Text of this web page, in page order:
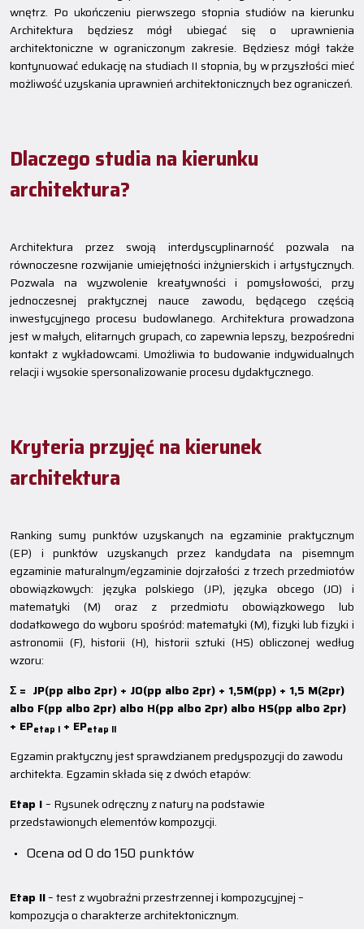
wnętrz. Po ukończeniu pierwszego stopnia studiów na kierunku
Architektura będziesz mógł ubiegać się o uprawnienia
architektoniczne w ograniczonym zakresie. Będziesz mógł także
kontynuować edukację na studiach II stopnia, by w przyszłości mieć
możliwość uzyskania uprawnień architektonicznych bez ograniczeń.
Dlaczego studia na kierunku
architektura?
Architektura przez swoją interdyscyplinarność pozwala na
równoczesne rozwijanie umiejętności inżynierskich i artystycznych.
Pozwala na wyzwolenie kreatywności i pomysłowości, przy
jednoczesnej praktycznej nauce zawodu, będącego częścią
inwestycyjnego procesu budowlanego. Architektura prowadzona
jest w małych, elitarnych grupach, co zapewnia lepszy, bezpośredni
kontakt z wykładowcami. Umożliwia to budowanie indywidualnych
relacji i wysokie spersonalizowanie procesu dydaktycznego.
Kryteria przyjęć na kierunek
architektura
Ranking sumy punktów uzyskanych na egzaminie praktycznym
(EP) i punktów uzyskanych przez kandydata na pisemnym
egzaminie maturalnym/egzaminie dojrzałości z trzech przedmiotów
obowiązkowych: języka polskiego (JP), języka obcego (JO) i
matematyki (M) oraz z przedmiotu obowiązkowego lub
dodatkowego do wyboru spośród: matematyki (M), fizyki lub fizyki i
astronomii (F), historii (H), historii sztuki (HS) obliczonej według
wzoru:
Σ = JP(pp albo 2pr) + JO(pp albo 2pr) + 1,5M(pp) + 1,5 M(2pr)
albo F(pp albo 2pr) albo H(pp albo 2pr) albo HS(pp albo 2pr)
+ EPetap I + EPetap II
Egzamin praktyczny jest sprawdzianem predyspozycji do zawodu
architekta. Egzamin składa się z dwóch etapów:
Etap I– Rysunek odręczny z natury na podstawie
przedstawionych elementów kompozycji.
Ocena od 0 do 150 punktów
Etap II– test z wyobraźni przestrzennej i kompozycyjnej –
kompozycja o charakterze architektonicznym.